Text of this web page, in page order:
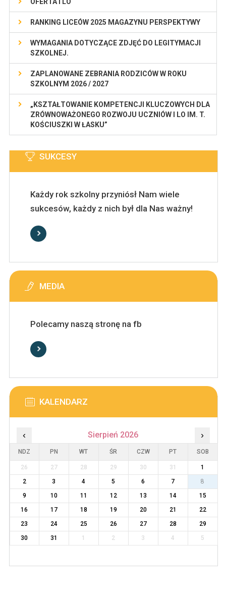
RANKING LICEÓW 2025 MAGAZYNU PERSPEKTYWY
WYMAGANIA DOTYCZĄCE ZDJĘĆ DO LEGITYMACJI
SZKOLNEJ.
ZAPLANOWANE ZEBRANIA RODZICÓW W ROKU
SZKOLNYM 2026 / 2027
„KSZTAŁTOWANIE KOMPETENCJI KLUCZOWYCH DLA
ZRÓWNOWAŻONEGO ROZWOJU UCZNIÓW I LO IM. T.
KOŚCIUSZKI W ŁASKU”
SUKCESY
Każdy rok szkolny przyniósł Nam wiele
sukcesów, każdy z nich był dla Nas ważny!
MEDIA
Polecamy naszą stronę na fb
KALENDARZ
‹ Sierpień 2026 ›
NDZ PN WT ŚR CZW PT SOB
26 27 28 29 30 31
1
2
3 4 5 6 7
8
9
10 11 12 13 14
15
16
17 18 19 20 21
22
23
24 25 26 27 28
29
30
31 1 2 3 4 5